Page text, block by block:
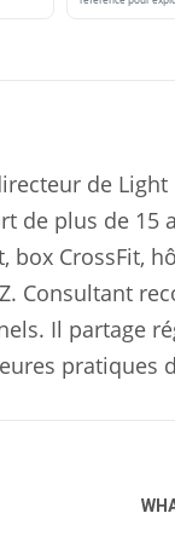
de
de plus de
box CrossFit,
Consultant
Il partage
pratiques